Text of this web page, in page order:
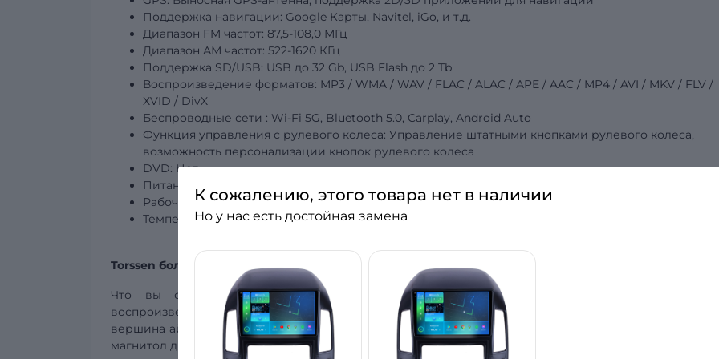
Поддержка навигации: Google Карты, Navitel, iGo, и т.д.
Диапазон FM частот: 87,5-108,0 МГц
Диапазон АМ частот: 522-1620 КГц
Поддержка SD/USB: USB до 32 Gb, USB Flash до 2 Tb
Воспроизведение форматов: MP3 / WMA / WAV / FLAC / ALAC / APE / AAC / MP4 / AVI / MKV / FLV /
XVID / DivX
Беспроводные сети : Wi-Fi 5G, Bluetooth 5.0, Carplay, Android Auto
Функция управления с рулевого колеса: Управление штатными кнопками рулевого колеса,
возможность персонализации кнопок рулевого колеса
DVD: Нет
Питание: DC 12V
Рабочая температура: -20°C – +70°C
Температура хранения: -30°C – +80°C
Torssen больше, чем автомагнитола!
Что вы ожидаете от штатной магнитолы для своего авто? Хороший звук,
воспроизведение, поддержка многочисленных форматов музыкальных файлов? Всё это —
вершина айсберга, когда речь идёт об автомагнитоле Torssen! Что же делает её лучшей среди
магнитол для автомобилей?
К сожалению, этого товара нет в наличии
Но у нас есть достойная замена